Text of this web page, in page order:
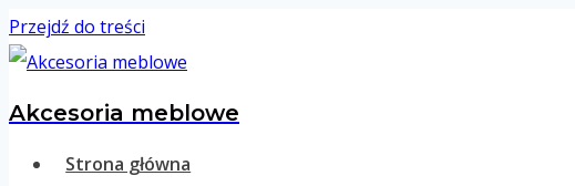
Przejdź do treści
Akcesoria meblowe
Strona główna